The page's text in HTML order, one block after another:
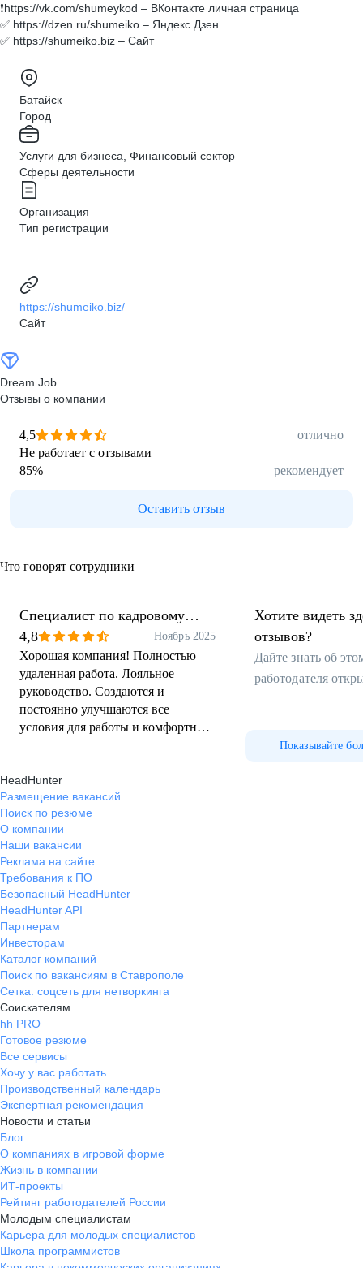
❗️https://vk.com/shumeykod – ВКонтакте личная страница
✅ https://dzen.ru/shumeiko – Яндекс.Дзен
✅ https://shumeiko.biz – Сайт
Батайск
Город
Услуги для бизнеса, Финансовый сектор
Сферы деятельности
Организация
Тип регистрации
https://shumeiko.biz/
Сайт
Dream Job
Отзывы о компании
4,5
отлично
Не работает с отзывами
85% рекомендует
Оставить отзыв
Что говорят сотрудники
Специалист по кадровому
учету
4,8 Ноябрь 2025
Хорошая компания! Полностью
удаленная работа. Лояльное
руководство. Создаются и
постоянно улучшаются все
условия для работы и комфортного
Хотите видеть
отзывов?
Дайте знать об
работодателя
Показывайте
HeadHunter
Размещение вакансий
Поиск по резюме
О компании
Наши вакансии
Реклама на сайте
Требования к ПО
Безопасный HeadHunter
HeadHunter API
Партнерам
Инвесторам
Каталог компаний
Поиск по вакансиям в Ставрополе
Сетка: соцсеть для нетворкинга
Соискателям
hh PRO
Готовое резюме
Все сервисы
Хочу у вас работать
Производственный календарь
Экспертная рекомендация
Новости и статьи
Блог
О компаниях в игровой форме
Жизнь в компании
ИТ-проекты
Рейтинг работодателей России
Молодым специалистам
Карьера для молодых специалистов
Школа программистов